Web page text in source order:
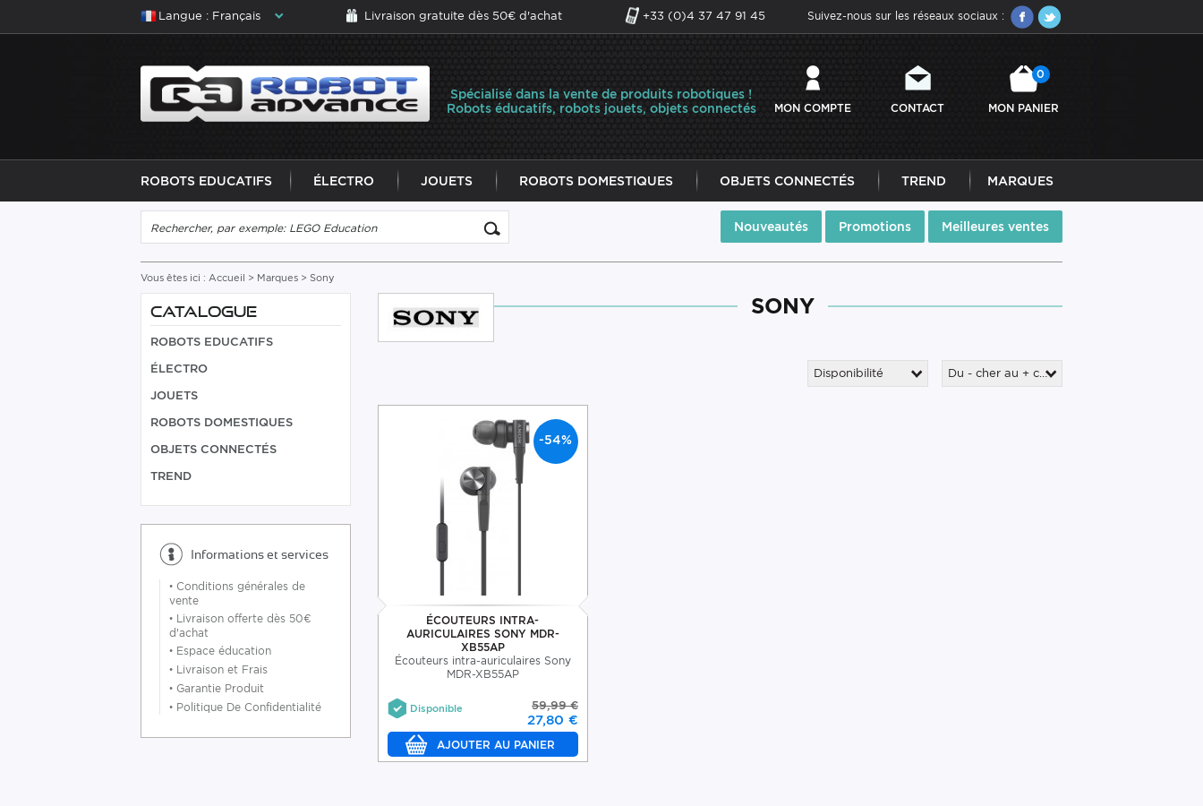
Langue : Français Livraison gratuite dès 50€ d'achat +33 (0)4 37 47 91 45 Suivez-nous sur les réseaux sociaux :
Spécialisé dans la vente de produits robotiques !
Robots éducatifs, robots jouets, objets connectés
MON COMPTE CONTACT MON PANIER
0
ROBOTS EDUCATIFS ÉLECTRO JOUETS ROBOTS DOMESTIQUES OBJETS CONNECTÉS TREND MARQUES
Nouveautés Promotions Meilleures ventes
Vous êtes ici : Accueil > Marques > Sony
CATALOGUE
ROBOTS EDUCATIFS
ÉLECTRO
JOUETS
ROBOTS DOMESTIQUES
OBJETS CONNECTÉS
TREND
Informations et services
• Conditions générales de
vente
• Livraison offerte dès 50€
d'achat
• Espace éducation
• Livraison et Frais
• Garantie Produit
• Politique De Confidentialité
SONY
Disponibilité Du - cher au + cher
-54%
ÉCOUTEURS INTRA-
AURICULAIRES SONY MDR-
XB55AP
Écouteurs intra-auriculaires Sony
MDR-XB55AP
59,99 €
27,80 €
Disponible